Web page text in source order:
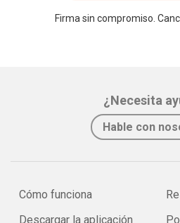
Firma sin compromiso.
¿Necesita
Hable con
Cómo funciona
Descargar la aplicación